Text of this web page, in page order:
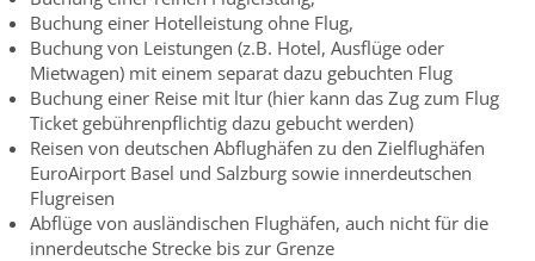
Buchung einer Hotelleistung ohne Flug,
Buchung von Leistungen (z.B. Hotel, Ausflüge oder
Mietwagen) mit einem separat dazu gebuchten Flug
Buchung einer Reise mit ltur (hier kann das Zug zum Flug
Ticket gebührenpflichtig dazu gebucht werden)
Reisen von deutschen Abflughäfen zu den Zielflughäfen
EuroAirport Basel und Salzburg sowie innerdeutschen
Flugreisen
Abflüge von ausländischen Flughäfen, auch nicht für die
innerdeutsche Strecke bis zur Grenze